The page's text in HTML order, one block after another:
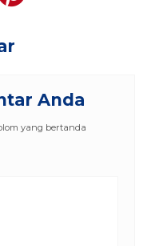
Anda
yang bertanda